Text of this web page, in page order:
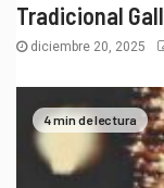
Tradicional
diciembre 20, 2025
4 min de lectura